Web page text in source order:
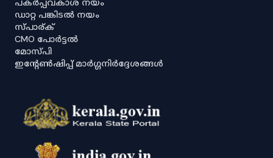
പകർപ്പവകാശ നയം
ഡാറ്റ പങ്കിടൽ നയം
സ്പാര്ക്
CMO പോർട്ടൽ
മോസ്പി
ഇൻ്റേൺഷിപ്പ് മാർഗ്ഗനിർദ്ദേശങ്ങൾ